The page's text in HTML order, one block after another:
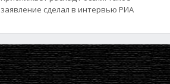
заявление сделал в интервью РИА